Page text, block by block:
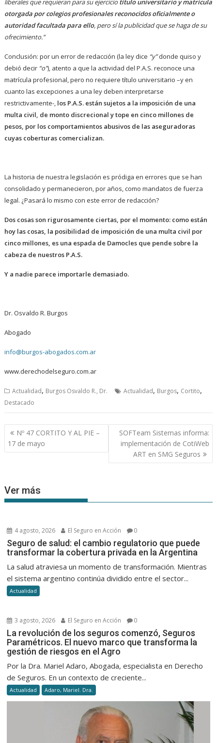
liberales que requieran para su ejercicio título universitario y matrícula
otorgada por colegios profesionalesreconocidos oficialmente o
autoridad facultada para ello, pero sí la publicidad que se haga de su
ofrecimiento.”
Conclusión: por un error de redacción (la ley dice “y”donde quiso y
debió decir “o”), atento a que la actividad del P.A.S. reconoce una
matrícula profesional, pero no requiere título universitario –y en
cuanto las excepciones a una ley deben interpretarse
restrictivamente-, los P.A.S. están sujetos a la imposición de una
multa civil, de monto discrecional y tope en cinco millones de
pesos, por los comportamientos abusivos de las aseguradoras
cuyas coberturas comercializan.
La historia de nuestra legislación es pródiga en errores que se han
consolidado y permanecieron, por años, como mandatos de fuerza
legal. ¿Pasará lo mismo con este error de redacción?
Dos cosas son rigurosamente ciertas, por el momento: como están
hoy las cosas, la posibilidad de imposición de una multa civil por
cinco millones, es una espada de Damocles que pende sobre la
cabeza de nuestros P.A.S.
Y a nadie parece importarle demasiado.
Dr. Osvaldo R. Burgos
Abogado
info@burgos-abogados.com.ar
www.derechodelseguro.com.ar
Actualidad, Burgos Osvaldo R., Dr. Actualidad, Burgos, Cortito,
Destacado
Navegación
de
entradas
Nº 47 CORTITO Y AL PIE –
17 de mayo
SOFTeam Sistemas informa:
implementación de CotiWeb
ART en SMG Seguros
Ver más
4 agosto, 2026 El Seguro en Acción 0
Seguro de salud: el cambio regulatorio que puede
transformar la cobertura privada en la Argentina
La salud atraviesa un momento de transformación. Mientras
el sistema argentino continúa dividido entre el sector...
Actualidad
3 agosto, 2026 El Seguro en Acción 0
La revolución de los seguros comenzó, Seguros
Paramétricos. El nuevo marco que transforma la
gestión de riesgos en el Agro
Por la Dra. Mariel Adaro, Abogada, especialista en Derecho
de Seguros. En un contexto de creciente...
Actualidad Adaro, Mariel. Dra.